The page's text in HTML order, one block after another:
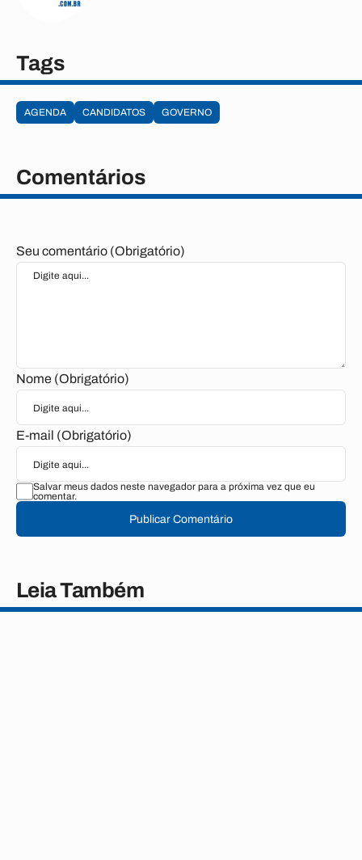
Tags
AGENDA CANDIDATOS GOVERNO
Comentários
Seu comentário (Obrigatório)
Nome (Obrigatório)
E-mail (Obrigatório)
Salvar meus dados neste navegador para a próxima vez que eu
comentar.
Publicar Comentário
Leia Também